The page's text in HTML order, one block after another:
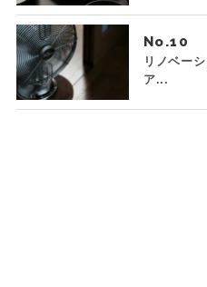
No.
リノベー
ア...